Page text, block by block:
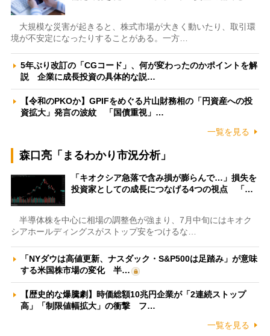
大規模な災害が起きると、株式市場が大きく動いたり、取引環
境が不安定になったりすることがある。一方…
5年ぶり改訂の「CGコード」、何が変わったのかポイントを解
説 企業に成長投資の具体的な説…
【令和のPKOか】GPIFをめぐる片山財務相の「円資産への投
資拡大」発言の波紋 「国債重視」…
一覧を見る
森口亮「まるわかり市況分析」
「キオクシア急落で含み損が膨らんで…」損失を
投資家としての成長につなげる4つの視点 「…
半導体株を中心に相場の調整色が強まり、7月中旬にはキオク
シアホールディングスがストップ安をつけるな…
「NYダウは高値更新、ナスダック・S&P500は足踏み」が意味
する米国株市場の変化 半…
【歴史的な爆騰劇】時価総額10兆円企業が「2連続ストップ
高」「制限値幅拡大」の衝撃 フ…
一覧を見る